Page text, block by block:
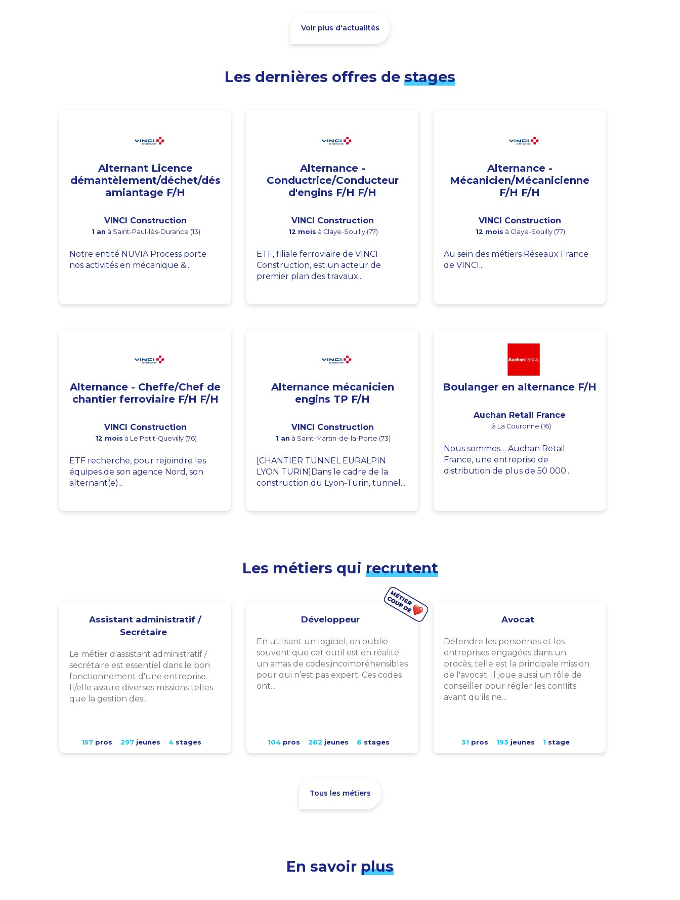
Voir plus d'actualités
Les dernières offres de stages
Alternant Licence
démantèlement/déchet/dés
amiantage F/H
VINCI Construction
1 an à Saint-Paul-lès-Durance (13)
Notre entité NUVIA Process porte
nos activités en mécanique &...
Alternance -
Conductrice/Conducteur
d'engins F/H F/H
VINCI Construction
12 mois à Claye-Souilly (77)
ETF, filiale ferroviaire de VINCI
Construction, est un acteur de
premier plan des travaux...
Alternance -
Mécanicien/Mécanicienne
F/H F/H
VINCI Construction
12 mois à Claye-Souilly (77)
Au sein des métiers Réseaux France
de VINCI...
Alternance - Cheffe/Chef de
chantier ferroviaire F/H F/H
VINCI Construction
12 mois à Le Petit-Quevilly (76)
ETF recherche, pour rejoindre les
équipes de son agence Nord, son
alternant(e)...
Alternance mécanicien
engins TP F/H
VINCI Construction
1 an à Saint-Martin-de-la-Porte (73)
[CHANTIER TUNNEL EURALPIN
LYON TURIN]Dans le cadre de la
construction du Lyon-Turin, tunnel...
Boulanger en alternance F/H
Auchan Retail France
à La Couronne (16)
Nous sommes… Auchan Retail
France, une entreprise de
distribution de plus de 50 000...
Les métiers qui recrutent
Assistant administratif /
Secrétaire
Le métier d'assistant administratif /
secrétaire est essentiel dans le bon
fonctionnement d'une entreprise.
Il/elle assure diverses missions telles
que la gestion des...
157pros 297jeunes 4stages
Développeur
En utilisant un logiciel, on oublie
souvent que cet outil est en réalité
un amas de codes,incompréhensibles
pour qui n’est pas expert. Ces codes
ont...
104pros 262 jeunes 6 stages
Avocat
Défendre les personnes et les
entreprises engagées dans un
procès, telle est la principale mission
de l'avocat. Il joue aussi un rôle de
conseiller pour régler les conflits
avant qu'ils ne...
31 pros 193 jeunes 1 stage
Tous les métiers
En savoir plus